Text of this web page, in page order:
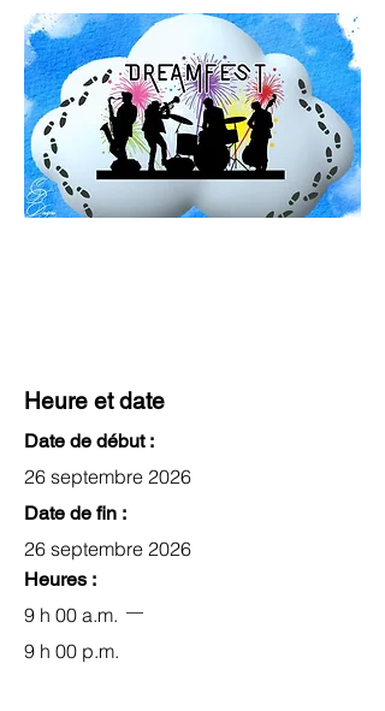
Heure et date
Date de début :
26 septembre 2026
Date de fin :
26 septembre 2026
Heures :
9 h 00 a.m.
9 h 00 p.m.